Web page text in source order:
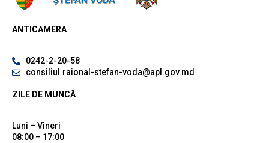
ANTICAMERA
0242-2-20-58
consiliul.raional-stefan-voda@apl.gov.md
ZILE DE MUNCĂ
Luni – Vineri
08:00 – 17:00